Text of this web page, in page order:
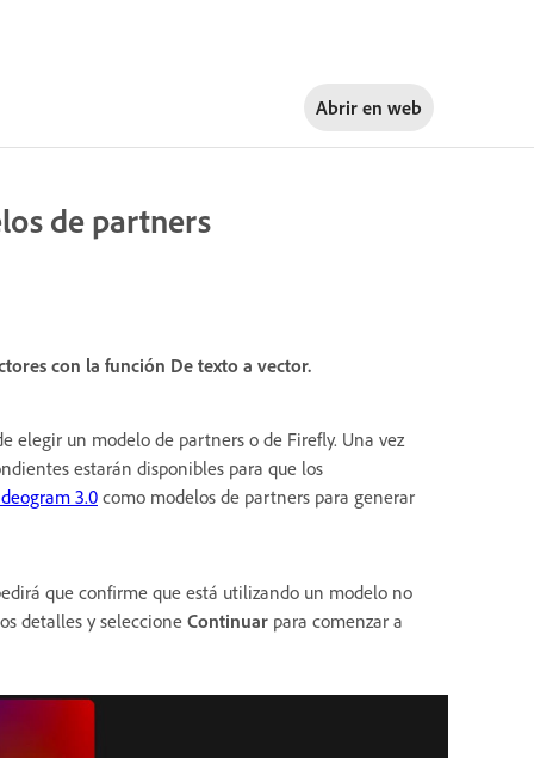
Abrir en web
de partners
con la función De texto a vector.
elegir un modelo de partners o de Firefly. Una vez
estarán disponibles para que los
3.0como modelos de partners para generar
que confirme que está utilizando un modelo no
detalles y seleccione Continuar para comenzar a